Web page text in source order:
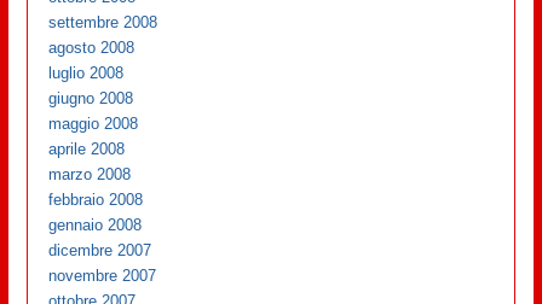
settembre 2008
agosto 2008
luglio 2008
giugno 2008
maggio 2008
aprile 2008
marzo 2008
febbraio 2008
gennaio 2008
dicembre 2007
novembre 2007